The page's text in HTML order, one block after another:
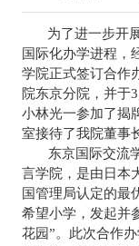
为了进一步开
国际化办学进程，
学院正式签订合作
院东京分院，并于3
小林光一参加了揭
室接待了我院董事
东京国际交流
言学院，是由日本
国管理局认定的最
希望小学，发起并
花园”。此次合作